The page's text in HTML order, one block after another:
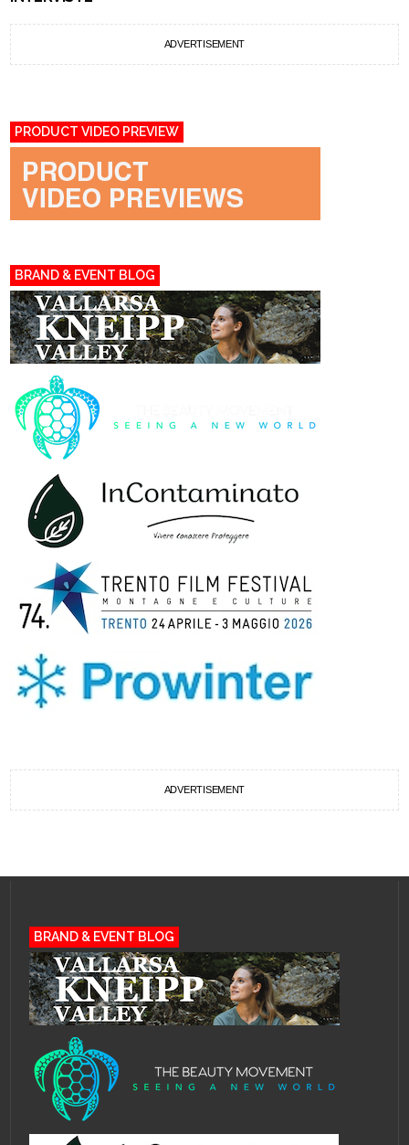
ADVERTISEMENT
PRODUCT VIDEO PREVIEW
BRAND & EVENT BLOG
ADVERTISEMENT
BRAND & EVENT BLOG